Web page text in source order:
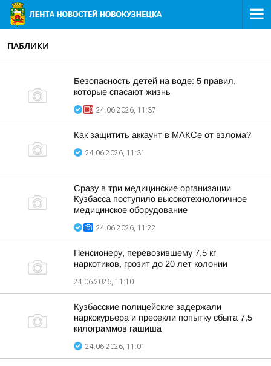
ПАБЛИКИ
Безопасность детей на воде: 5 правил,
которые спасают жизнь
24.06.2026, 11:37
Как защитить аккаунт в MAКСе от взлома?
24.06.2026, 11:31
Сразу в три медицинские организации
Кузбасса поступило высокотехнологичное
медицинское оборудование
24.06.2026, 11:22
Пенсионеру, перевозившему 7,5 кг
наркотиков, грозит до 20 лет колонии
24.06.2026, 11:10
Кузбасские полицейские задержали
наркокурьера и пресекли попытку сбыта 7,5
килограммов гашиша
24.06.2026, 11:01